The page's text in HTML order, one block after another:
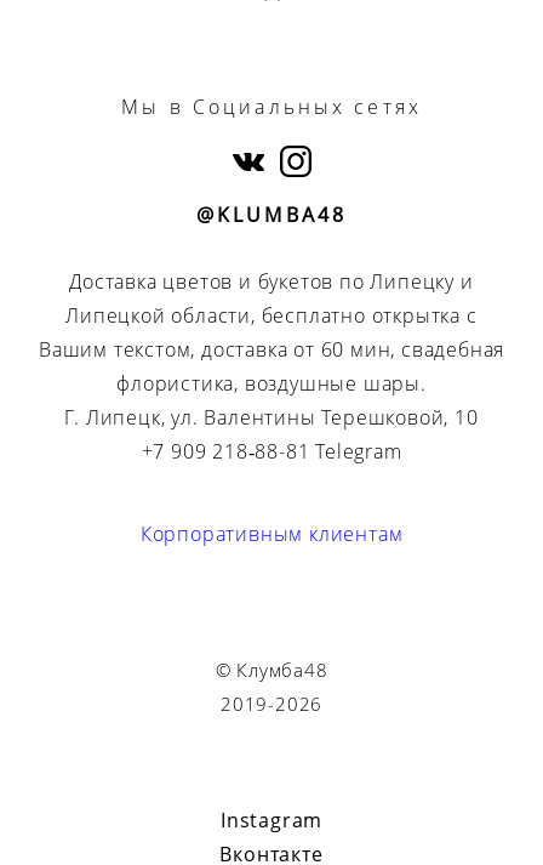
Мы в Социальных сетях
@KLUMBA48
Доставка цветов и букетов по Липецку и
Липецкой области, бесплатно открытка с
Вашим текстом, доставка от 60 мин, свадебная
флористика, воздушные шары.
Г. Липецк, ул. Валентины Терешковой, 10
+7 909 218‑88-81 Telegram
Корпоративным клиентам
© Клумба48
2019-2026
Instagram
Вконтакте